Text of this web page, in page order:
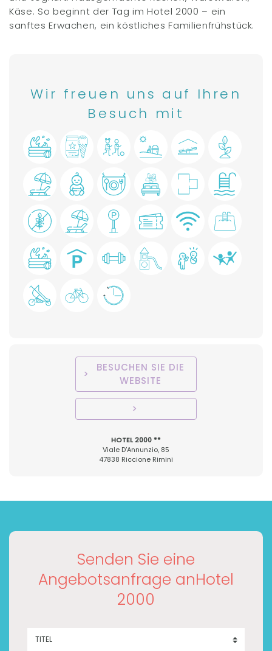
Käse. So beginnt der Tag im Hotel 2000 – ein
sanftes Erwachen, ein köstliches Familienfrühstück.
Wir freuen uns auf Ihren
Besuch mit
BESUCHEN SIE DIE
WEBSITE
HOTEL 2000 **
Viale D'Annunzio, 85
47838 Riccione Rimini
Senden Sie eine
Angebotsanfrage anHotel
2000
TITEL